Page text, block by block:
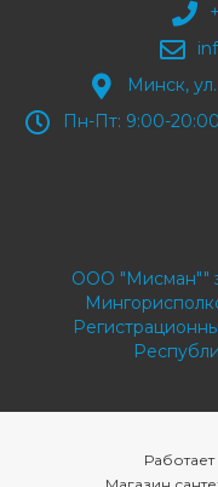
Минск,
Пн-Пт: 9:00-
ООО "Мисман""
Работает